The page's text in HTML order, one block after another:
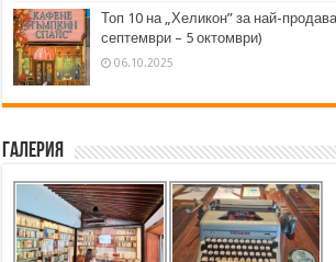
Топ 10 на „Хеликон” за най-
септември – 5 октомври)
06.10.2025
Галерия